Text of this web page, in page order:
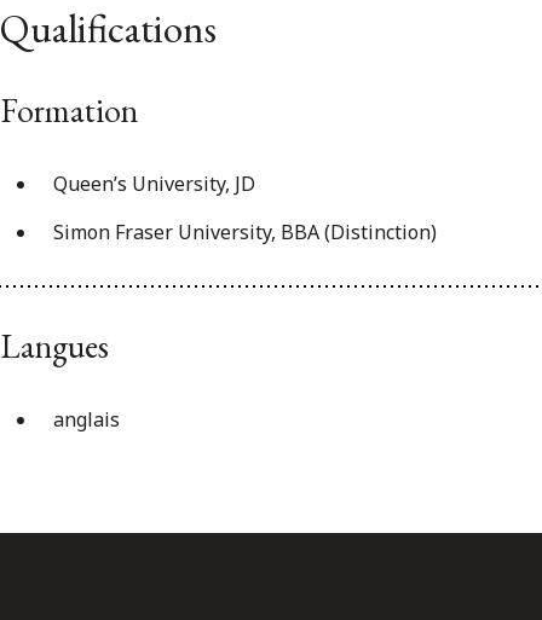
Qualifications
Formation
Queen’s University, JD
Simon Fraser University, BBA (Distinction)
Langues
anglais